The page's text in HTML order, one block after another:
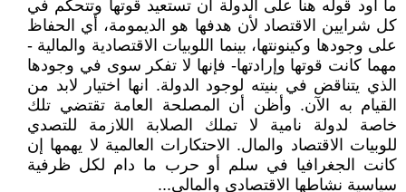
ما أود قوله هنا على الدولة أن تستعيد قوتها وتتحكم في
كل شرايين الاقتصاد لأن هدفها هو الديمومة، أي الحفاظ
على وجودها وكينونتها، بينما اللوبيات الاقتصادية والمالية -
مهما كانت قوتها وإرادتها- فإنها لا تفكر سوى في وجودها
الذي يتناقض في بنيته لوجود الدولة. انها اختيار لابد من
القيام به الآن. وأظن أن المصلحة العامة تقتضي تلك
خاصة لدولة نامية لا تملك الصلابة اللازمة للتصدي
للوبيات الاقتصاد والمال. الاحتكارات العالمية لا يهمها إن
كانت الجغرافيا في سلم أو حرب ما دام لكل ظرفية
سياسية نشاطها الاقتصادي والمالي...